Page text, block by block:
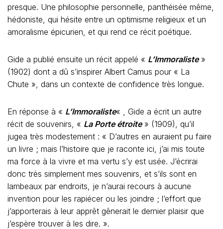
presque. Une philosophie personnelle, panthéisée même,
hédoniste, qui hésite entre un optimisme religieux et un
amoralisme épicurien, et qui rend ce récit poétique.
Gide a publié ensuite un récit appelé « L’Immoraliste»
(1902) dont a dû s’inspirer Albert Camus pour « La
Chute », dans un contexte de confidence très longue.
En réponse à « L’Immoraliste« , Gide a écrit un autre
récit de souvenirs, « La Porte étroite» (1909), qu’il
jugea très modestement : « D’autres en auraient pu faire
un livre ; mais l’histoire que je raconte ici, j’ai mis toute
ma force à la vivre et ma vertu s’y est usée. J’écrirai
donc très simplement mes souvenirs, et s’ils sont en
lambeaux par endroits, je n’aurai recours à aucune
invention pour les rapiécer ou les joindre ; l’effort que
j’apporterais à leur apprêt gênerait le dernier plaisir que
j’espère trouver à les dire. ».